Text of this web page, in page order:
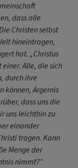
dass alle
Christen selbst
hineintragen,
hat. „Christus
Alle, die sich
durch ihre
können, Ärgernis
dass uns die
uns leichthin zu
einander
tragen. Kann
Menge der
nimmt?“